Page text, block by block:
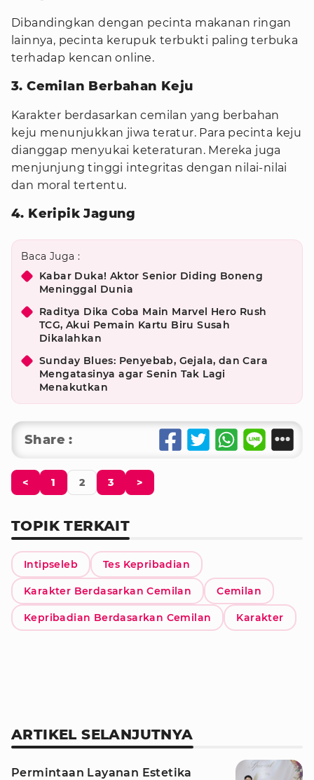
Dibandingkan dengan pecinta makanan ringan
lainnya, pecinta kerupuk terbukti paling terbuka
terhadap kencan online.
3. Cemilan Berbahan Keju
Karakter berdasarkan cemilan yang berbahan
keju menunjukkan jiwa teratur. Para pecinta keju
dianggap menyukai keteraturan. Mereka juga
menjunjung tinggi integritas dengan nilai-nilai
dan moral tertentu.
4. Keripik Jagung
Baca Juga :
Kabar Duka! Aktor Senior Diding Boneng
Meninggal Dunia
Raditya Dika Coba Main Marvel Hero Rush
TCG, Akui Pemain Kartu Biru Susah
Dikalahkan
Sunday Blues: Penyebab, Gejala, dan Cara
Mengatasinya agar Senin Tak Lagi
Menakutkan
Share :
< 1 2 3 >
TOPIK TERKAIT
Intipseleb Tes Kepribadian
Karakter Berdasarkan Cemilan Cemilan
Kepribadian Berdasarkan Cemilan Karakter
ARTIKEL SELANJUTNYA
Permintaan Layanan Estetika